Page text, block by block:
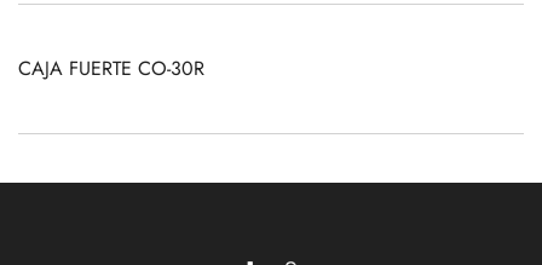
CAJA FUERTE CO-30R